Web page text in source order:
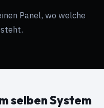
Panel, wo welche
selben System